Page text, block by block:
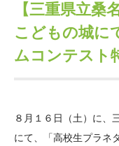
沿革
年報一覧
神戸賞
研究助成
その他情報
アクセス
日本語
【三重県立桑
こどもの城に
ムコンテスト
８月１６日（土）に、
にて、「高校生プラネ